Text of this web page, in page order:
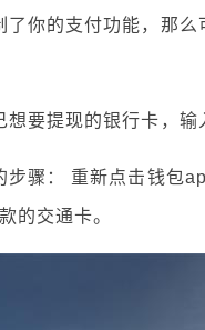
你的支付功能，那
要提现的银行卡，输
骤： 重新点击钱包
的交通卡。